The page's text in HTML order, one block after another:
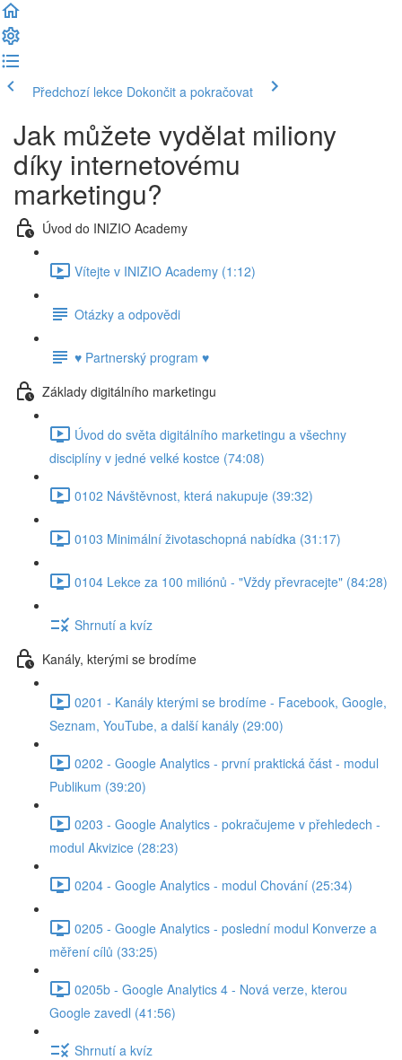
Předchozí lekce Dokončit a pokračovat
Jak můžete vydělat miliony
díky internetovému
marketingu?
Úvod do INIZIO Academy
Vítejte v INIZIO Academy (1:12)
Otázky a odpovědi
♥ Partnerský program ♥
Základy digitálního marketingu
Úvod do světa digitálního marketingu a všechny
disciplíny v jedné velké kostce (74:08)
0102 Návštěvnost, která nakupuje (39:32)
0103 Minimální životaschopná nabídka (31:17)
0104 Lekce za 100 miliónů - "Vždy převracejte" (84:28)
Shrnutí a kvíz
Kanály, kterými se brodíme
0201 - Kanály kterými se brodíme - Facebook, Google,
Seznam, YouTube, a další kanály (29:00)
0202 - Google Analytics - první praktická část - modul
Publikum (39:20)
0203 - Google Analytics - pokračujeme v přehledech -
modul Akvizice (28:23)
0204 - Google Analytics - modul Chování (25:34)
0205 - Google Analytics - poslední modul Konverze a
měření cílů (33:25)
0205b - Google Analytics 4 - Nová verze, kterou
Google zavedl (41:56)
Shrnutí a kvíz